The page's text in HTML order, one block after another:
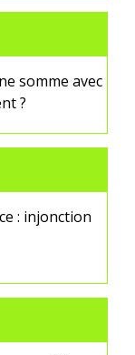
somme avec
?
: injonction